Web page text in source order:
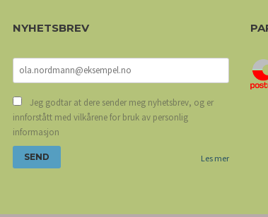
NYHETSBREV
Jeg godtar at dere sender meg nyhetsbrev, og er
innforstått med vilkårene for bruk av personlig
informasjon
Les mer